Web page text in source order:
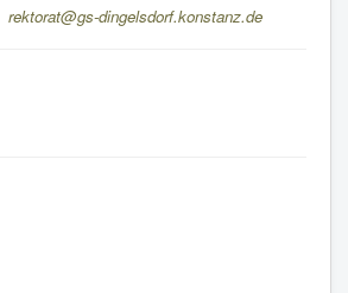
rektorat@gs-dingelsdorf.konstanz.de